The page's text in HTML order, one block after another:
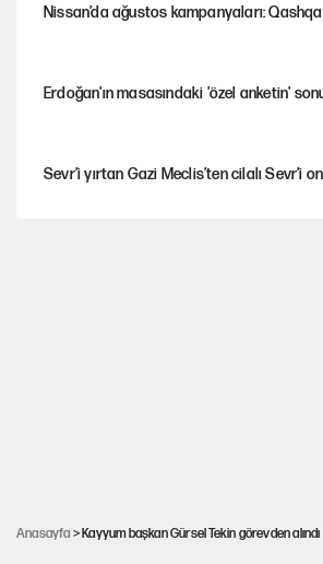
Nissan’da ağustos kampanyaları:
Erdoğan'ın masasındaki 'özel anketin'
Sevr’i yırtan Gazi Meclis’ten cilalı Sevr’i
Anasayfa > Kayyum başkan Gürsel Tekin görevden alındı